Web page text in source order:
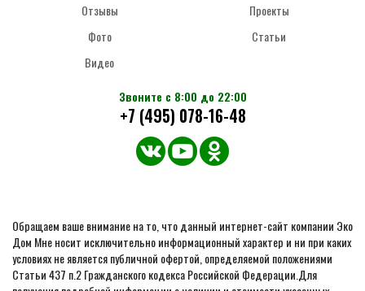
Отзывы
Фото
Видео
Проекты
Статьи
Звоните с 8:00 до 22:00
+7 (495) 078-16-48
Обращаем ваше внимание на то, что данный интернет-сайт компании Эко
Дом Мне носит исключительно информационный характер и ни при каких
условиях не является публичной офертой, определяемой положениями
Статьи 437 п.2 Гражданского кодекса Российской Федерации.Для